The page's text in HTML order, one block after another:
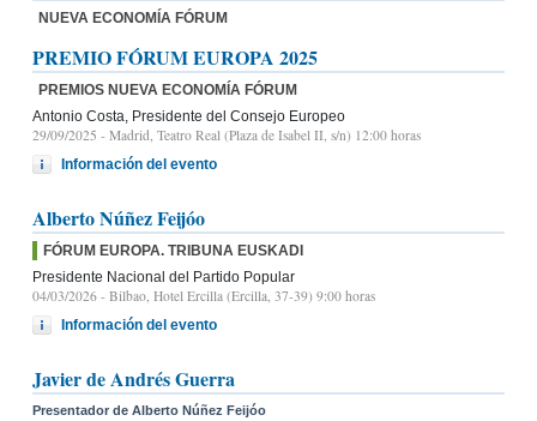
NUEVA ECONOMÍA FÓRUM
PREMIO FÓRUM EUROPA 2025
PREMIOS NUEVA ECONOMÍA FÓRUM
Antonio Costa, Presidente del Consejo Europeo
29/09/2025 - Madrid, Teatro Real (Plaza de Isabel II, s/n) 12:00 horas
Información del evento
Alberto Núñez Feijóo
FÓRUM EUROPA. TRIBUNA EUSKADI
Presidente Nacional del Partido Popular
04/03/2026 - Bilbao, Hotel Ercilla (Ercilla, 37-39) 9:00 horas
Información del evento
Javier de Andrés Guerra
Presentador de Alberto Núñez Feijóo